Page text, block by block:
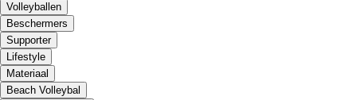
Volleyballen
Beschermers
Supporter
Lifestyle
Materiaal
Beach Volleybal